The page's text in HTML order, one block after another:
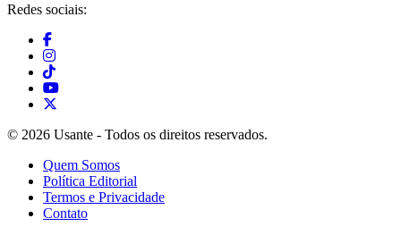
Redes sociais:
© 2026 Usante - Todos os direitos reservados.
Quem Somos
Política Editorial
Termos e Privacidade
Contato